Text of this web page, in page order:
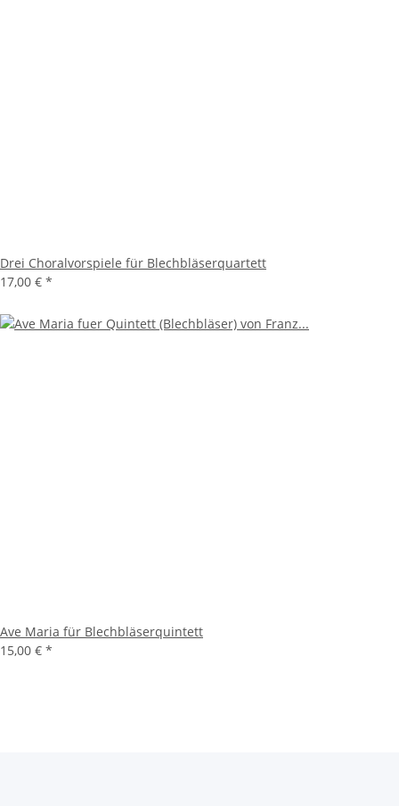
Drei Choralvorspiele für Blechbläserquartett
17,00 € *
Ave Maria für Blechbläserquintett
15,00 € *